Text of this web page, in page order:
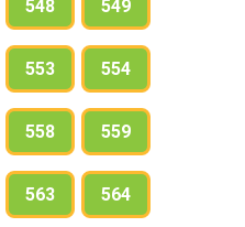
548 549
553 554
558 559
563 564